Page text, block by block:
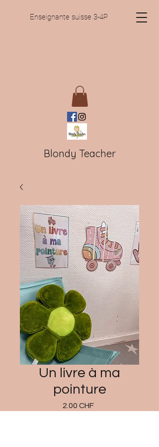
Enseignante suisse 3-4P
Blondy Teacher
Un livre à ma
pointure
2.00 CHFPrix